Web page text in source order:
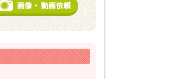
画像・ 動画依頼